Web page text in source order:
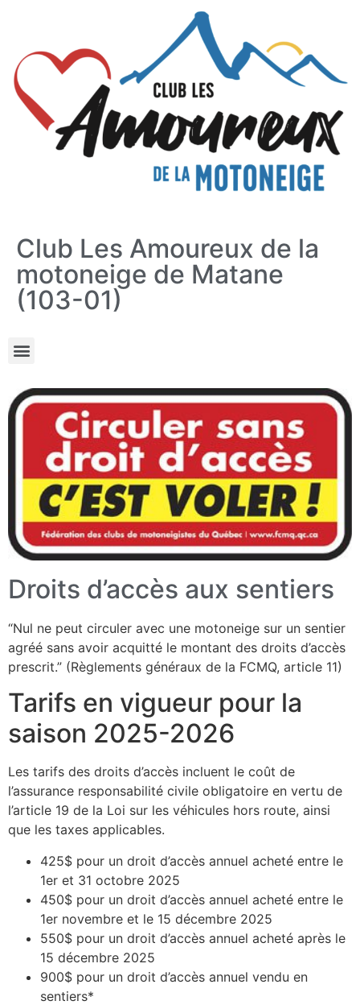
Club Les Amoureux de la
motoneige de Matane
(103-01)
Droits d’accès aux sentiers
“Nul ne peut circuler avec une motoneige sur un sentier
agréé sans avoir acquitté le montant des droits d’accès
prescrit.” (Règlements généraux de la FCMQ, article 11)
Tarifs en vigueur pour la
saison 2025-2026
Les tarifs des droits d’accès incluent le coût de
l’assurance responsabilité civile obligatoire en vertu de
l’article 19 de la Loi sur les véhicules hors route, ainsi
que les taxes applicables.
425$ pour un droit d’accès annuel acheté entre le
1er et 31 octobre 2025
450$ pour un droit d’accès annuel acheté entre le
1er novembre et le 15 décembre 2025
550$ pour un droit d’accès annuel acheté après le
15 décembre 2025
900$ pour un droit d’accès annuel vendu en
sentiers*